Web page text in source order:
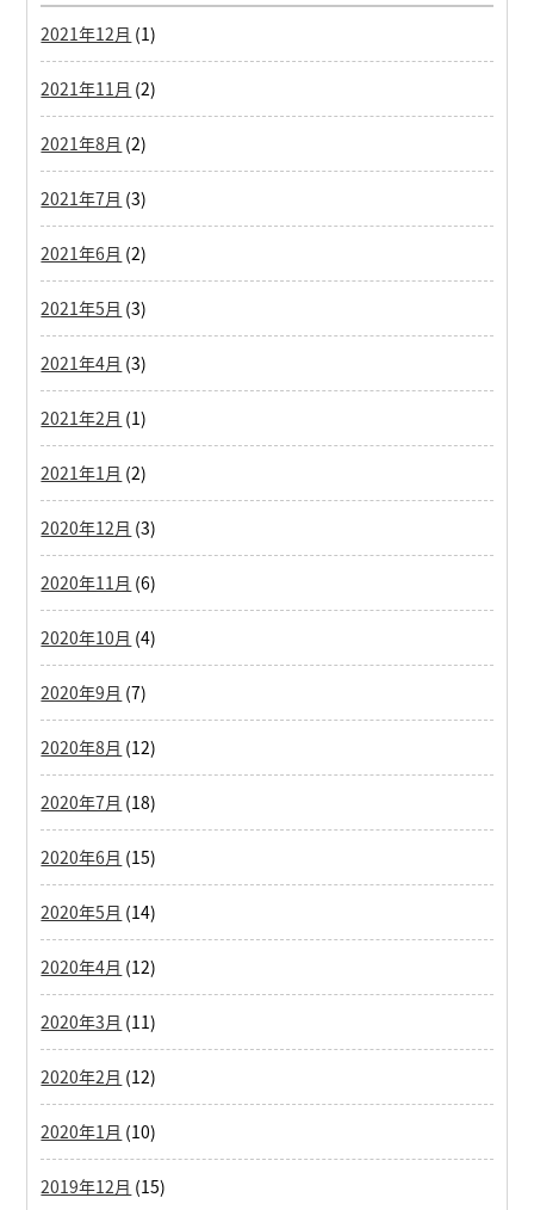
2021年12月 (1)
2021年11月 (2)
2021年8月 (2)
2021年7月 (3)
2021年6月 (2)
2021年5月 (3)
2021年4月 (3)
2021年2月 (1)
2021年1月 (2)
2020年12月 (3)
2020年11月 (6)
2020年10月 (4)
2020年9月 (7)
2020年8月 (12)
2020年7月 (18)
2020年6月 (15)
2020年5月 (14)
2020年4月 (12)
2020年3月 (11)
2020年2月 (12)
2020年1月 (10)
2019年12月 (15)